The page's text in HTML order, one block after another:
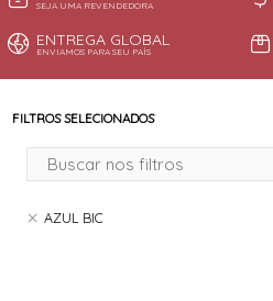
SEJA UMA REVENDEDORA
ENTREGA GLOBAL
ENVIAMOS PARA SEU PAÍS
FILTROS SELECIONADOS
AZUL BIC